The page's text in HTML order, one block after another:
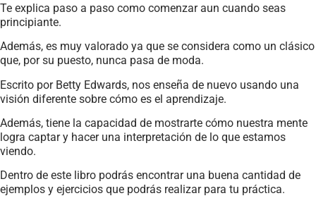
Te explica paso a paso como comenzar aun cuando seas
principiante.
Además, es muy valorado ya que se considera como un clásico
que, por su puesto, nunca pasa de moda.
Escrito por Betty Edwards, nos enseña de nuevo usando una
visión diferente sobre cómo es el aprendizaje.
Además, tiene la capacidad de mostrarte cómo nuestra mente
logra captar y hacer una interpretación de lo que estamos
viendo.
Dentro de este libro podrás encontrar una buena cantidad de
ejemplos y ejercicios que podrás realizar para tu práctica.